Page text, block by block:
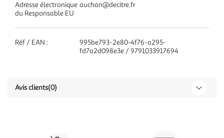
Adresse électronique
du Responsable EU
auchan@decitre.fr
Réf / EAN :
995be793-2e80-4f76-a295-
fd7a2d098e3e / 9791033917694
Avis clients(0)